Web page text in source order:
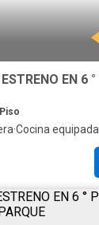
Piso
·Cocina equipada